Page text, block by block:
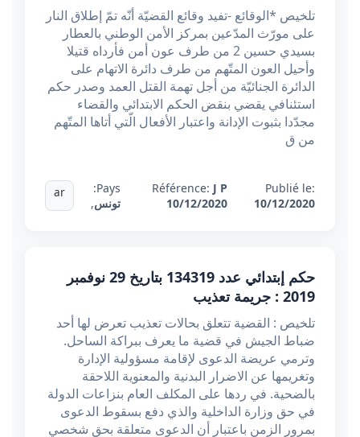
تلخيص *الوقائع -تفيد وقائع القضيّة أنّه تمّ إطلاق النار
على مورّث المدّعين بمركز الأمن الوطني بالعطار
بسيدي حسين 2 من طرف عون أمن فأرداه قتيلا
وأحيل العون المتّهم من طرف دائرة الاتهام على
الدائرة الجنائيّة من أجل تهمة القتل العمد وصدر حكم
استئنافي يقضي بنقض الحكم الابتدائي والقضاء
مجدّدا بثبوت الإدانة واعتبار الأفعال الّتي أتاها المتّهم
من ق
Publié le:
10/12/2020
Référence: J P
10/12/2020
Pays:
تونس,
ar
حكم إبتدائي عدد 134319 بتاريخ 29 نوفمبر
2019 : جريمة تعذيب
تلخيص : القضية تتعلق بحالات تعذيب تعرض لها أحد
ضباط الجيش في قضية ما يعرف ببراكة الساحل.
وترمي عريضة الدعوى لإقامة مسؤولية الإدارة
وتغريمها عن الاضرار البدنية والمعنوية اللاحقة
بالضحية. في ردها على المكلف العام بنزاعات الدولة
في حق وزارة الداخلية والذي دفع بسقوط الدعوى
بمرور الزمن باعتبار أن الدعوى متعلقة بحق شخصي